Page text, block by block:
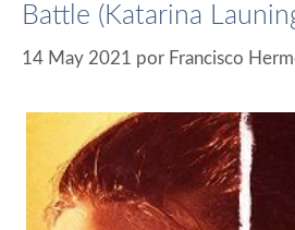
Battle (Katarina
14 May 2021 por Francisco